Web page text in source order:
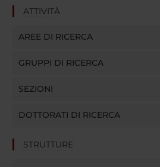
ATTIVITÀ
AREE DI RICERCA
GRUPPI DI RICERCA
SEZIONI
DOTTORATI DI RICERCA
STRUTTURE